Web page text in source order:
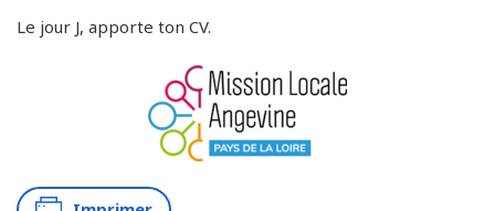
Le jour J, apporte ton CV.